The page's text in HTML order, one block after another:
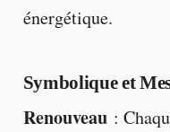
énergétique.
Symbolique et
Renouveau: